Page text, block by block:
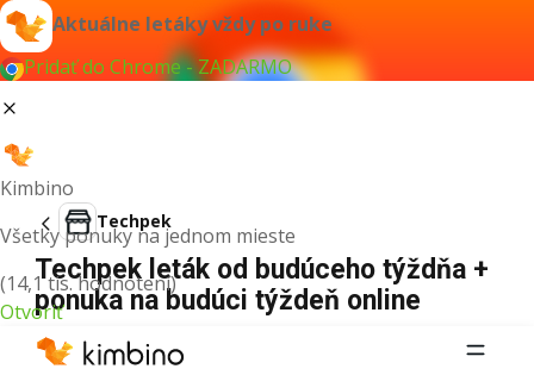
Aktuálne letáky vždy po ruke
Pridať do Chrome - ZADARMO
Kimbino
Všetky ponuky na jednom mieste
(14,1 tis. hodnotení)
Otvoriť
Techpek
Techpek leták od budúceho týždňa +
ponuka na budúci týždeň online